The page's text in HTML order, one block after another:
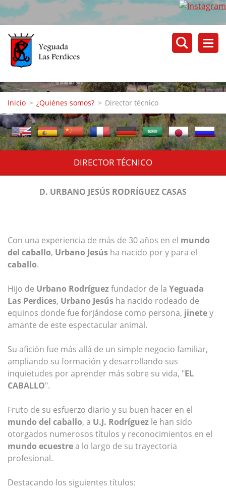
Inicio > ¿Quiénes somos? > Director técnico
DIRECTOR TÉCNICO
D. URBANO JESÚS RODRÍGUEZ CASAS
Con una experiencia de más de 30 años en el mundo
del caballo, Urbano Jesús ha nacido por y para el
caballo.
Hijo de Urbano Rodríguezfundador de la Yeguada
Las Perdices, Urbano Jesús ha nacido rodeado de
equinos donde fue forjándose como persona, jinetey
amante de este espectacular animal.
Su afición fue más allá de un simple negocio familiar,
ampliando su formación y desarrollando sus
inquietudes por aprender más sobre su vida, "EL
CABALLO".
Fruto de su esfuerzo diario y su buen hacer en el
mundo del caballo, a U.J. Rodríguez le han sido
otorgados numerosos títulos y reconocimientos en el
mundo ecuestrea lo largo de su trayectoria
profesional.
Destacando los siguientes títulos: